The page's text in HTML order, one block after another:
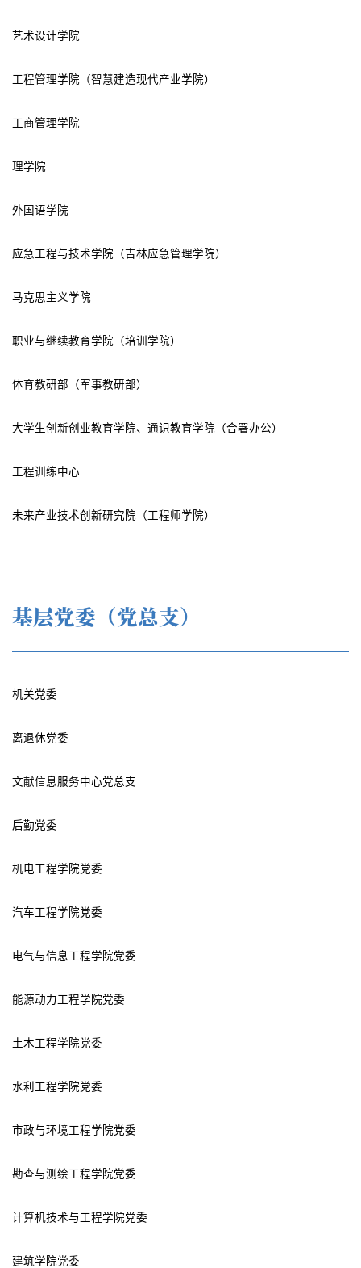
艺术设计学院
工程管理学院（智慧建造现代产业学院）
工商管理学院
理学院
外国语学院
应急工程与技术学院（吉林应急管理学院）
马克思主义学院
职业与继续教育学院（培训学院）
体育教研部（军事教研部）
大学生创新创业教育学院、通识教育学院（合署办公）
工程训练中心
未来产业技术创新研究院（工程师学院）
基层党委（党总支）
机关党委
离退休党委
文献信息服务中心党总支
后勤党委
机电工程学院党委
汽车工程学院党委
电气与信息工程学院党委
能源动力工程学院党委
土木工程学院党委
水利工程学院党委
市政与环境工程学院党委
勘查与测绘工程学院党委
计算机技术与工程学院党委
建筑学院党委